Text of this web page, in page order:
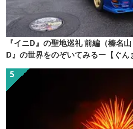
『イニD』の聖地巡礼 前編（榛名
D』の世界をのぞいてみるー【ぐ
（ぐん記者）】